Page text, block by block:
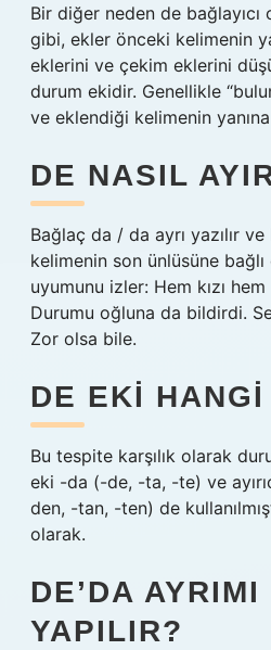
Bir diğer neden de bağlayıcı
gibi, ekler önceki kelimenin
eklerini ve çekim eklerini
durum ekidir. Genellikle
ve eklendiği kelimenin yanına
DE NASIL
Bağlaç da / da ayrı yazılır
kelimenin son ünlüsüne
uyumunu izler: Hem kızı
Durumu oğluna da bildirdi.
Zor olsa bile.
DE EKI
Bu tespite karşılık olarak
eki -da (-de, -ta, -te) ve
den, -tan, -ten) de
olarak.
DE’DA
YAPILIR?